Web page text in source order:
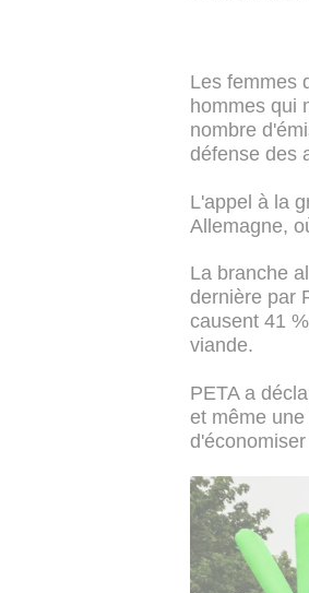
Les femmes
hommes qui
nombre
défense des
L'appel à la
Allemagne,
La branche
dernière par
causent 41
viande.
PETA a
et même